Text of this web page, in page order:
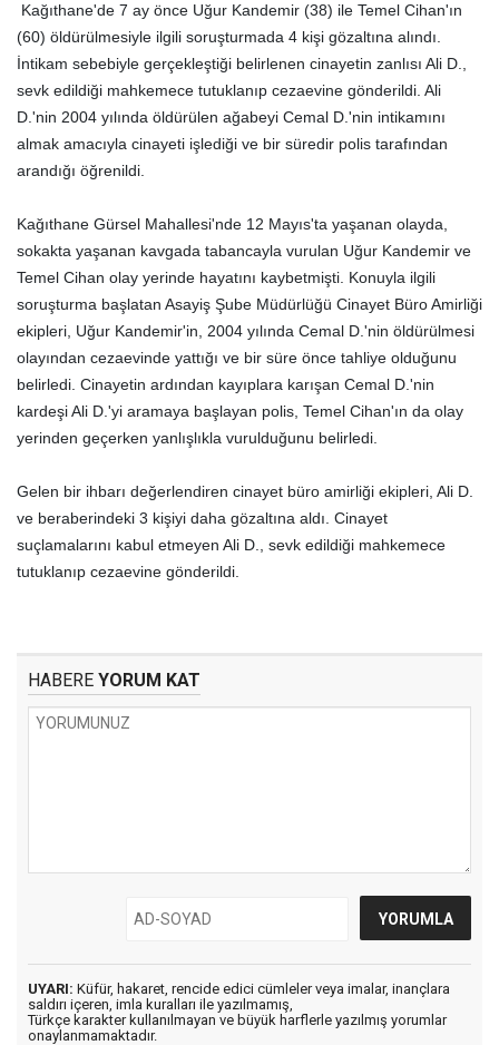
Kağıthane'de 7 ay önce Uğur Kandemir (38) ile Temel Cihan'ın
(60) öldürülmesiyle ilgili soruşturmada 4 kişi gözaltına alındı.
İntikam sebebiyle gerçekleştiği belirlenen cinayetin zanlısı Ali D.,
sevk edildiği mahkemece tutuklanıp cezaevine gönderildi. Ali
D.'nin 2004 yılında öldürülen ağabeyi Cemal D.'nin intikamını
almak amacıyla cinayeti işlediği ve bir süredir polis tarafından
arandığı öğrenildi.
Kağıthane Gürsel Mahallesi'nde 12 Mayıs'ta yaşanan olayda,
sokakta yaşanan kavgada tabancayla vurulan Uğur Kandemir ve
Temel Cihan olay yerinde hayatını kaybetmişti. Konuyla ilgili
soruşturma başlatan Asayiş Şube Müdürlüğü Cinayet Büro Amirliği
ekipleri, Uğur Kandemir'in, 2004 yılında Cemal D.'nin öldürülmesi
olayından cezaevinde yattığı ve bir süre önce tahliye olduğunu
belirledi. Cinayetin ardından kayıplara karışan Cemal D.'nin
kardeşi Ali D.'yi aramaya başlayan polis, Temel Cihan'ın da olay
yerinden geçerken yanlışlıkla vurulduğunu belirledi.
Gelen bir ihbarı değerlendiren cinayet büro amirliği ekipleri, Ali D.
ve beraberindeki 3 kişiyi daha gözaltına aldı. Cinayet
suçlamalarını kabul etmeyen Ali D., sevk edildiği mahkemece
tutuklanıp cezaevine gönderildi.
HABERE YORUM KAT
UYARI: Küfür, hakaret, rencide edici cümleler veya imalar, inançlara
saldırı içeren, imla kuralları ile yazılmamış,
Türkçe karakter kullanılmayan ve büyük harflerle yazılmış yorumlar
onaylanmamaktadır.